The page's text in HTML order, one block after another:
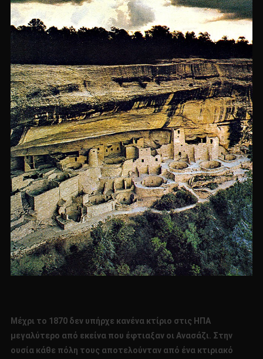
Μέχρι το 1870 δεν υπήρχε κανένα κτίριο στις ΗΠΑ
μεγαλύτερο από εκείνα που έφτιαξαν οι Ανασάζι. Στην
ουσία κάθε πόλη τους αποτελούνταν από ένα κτιριακό